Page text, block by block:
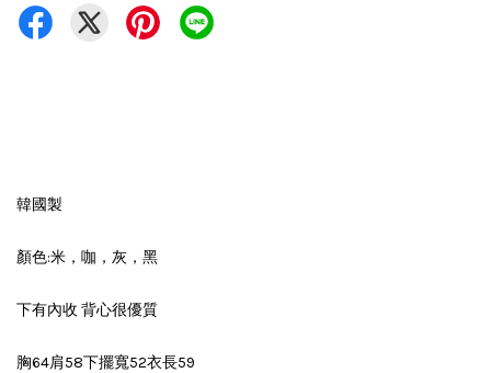
韓國製
顏色:米，咖，灰，黑
下有內收 背心很優質
胸64肩58下擺寬52衣長59